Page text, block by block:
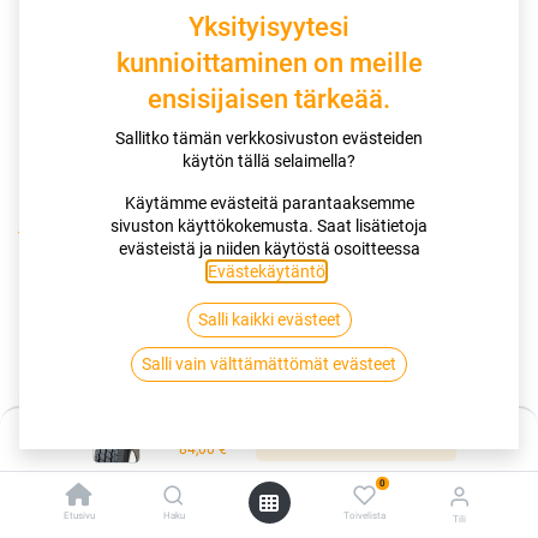
84,00€
Etusivu Haku
0
Toivelista Tili
Kauppa 175/75R14 99/98T KAPSEN DURABLEMAX RS01
175/75R14 99/98T KAPSEN
DURABLEMAX RS01
Yksityisyytesi
kunnioittaminen on meille
ensisijaisen tärkeää.
Sallitko tämän verkkosivuston evästeiden
käytön tällä selaimella?
Käytämme evästeitä parantaaksemme
sivuston käyttökokemusta. Saat lisätietoja
evästeistä ja niiden käytöstä osoitteessa
Evästekäytäntö
Salli kaikki evästeet
Salli vain välttämättömät evästeet